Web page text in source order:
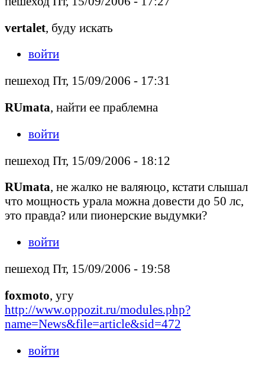
vertalet , буду искать
войти
пешеход Пт, 15/09/2006 - 17:31
RUmata, найти ее праблемна
войти
пешеход Пт, 15/09/2006 - 18:12
RUmata, не жалко не валяюцо, кстати слышал
что мощность урала можна довести до 50 лс,
это правда? или пионерские выдумки?
войти
пешеход Пт, 15/09/2006 - 19:58
foxmoto, угу
http://www.oppozit.ru/modules.php?
name=News&file=article&sid=472
войти